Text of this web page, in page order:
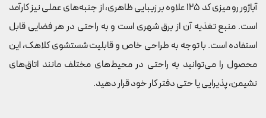
آباژور رو میزی کد 125 علاوه بر زیبایی ظاهری، از جنبه‌های عملی نیز کارآمد
است. منبع تغذیه آن از برق شهری است و به راحتی در هر فضایی قابل
استفاده است. با توجه به طراحی خاص و قابلیت شستشوی کلاهک، این
محصول را می‌توانید به راحتی در محیط‌های مختلف مانند اتاق‌های
نشیمن، پذیرایی یا حتی دفتر کار خود قرار دهید.